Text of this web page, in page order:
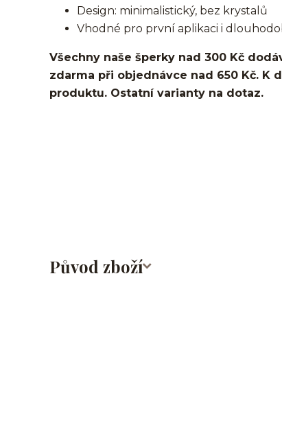
Design: minimalistický, bez krystalů
Vhodné pro první aplikaci i
Všechny naše šperky nad 300 Kč
zdarma při objednávce nad 650 Kč.
produktu. Ostatní varianty na dotaz.
Původ zboží